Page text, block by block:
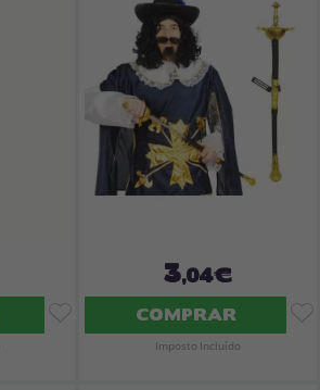
3,04€
COMPRAR
Imposto Incluído